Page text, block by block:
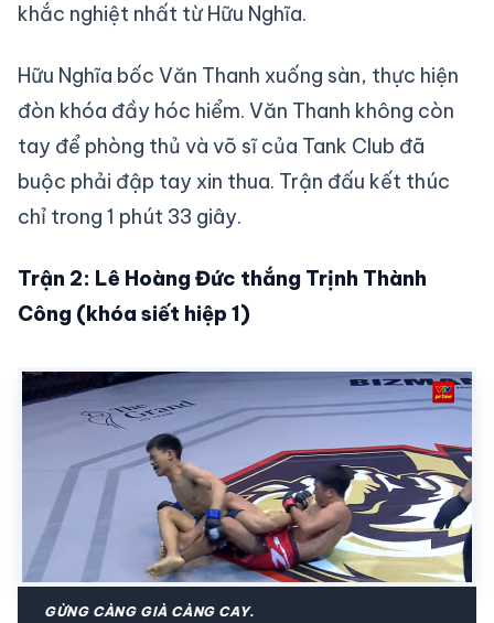
khắc nghiệt nhất từ Hữu Nghĩa.
Hữu Nghĩa bốc Văn Thanh xuống sàn, thực hiện
đòn khóa đầy hóc hiểm. Văn Thanh không còn
tay để phòng thủ và võ sĩ của Tank Club đã
buộc phải đập tay xin thua. Trận đấu kết thúc
chỉ trong 1 phút 33 giây.
Trận 2: Lê Hoàng Đức thắng Trịnh Thành
Công (khóa siết hiệp 1)
GỪNG CÀNG GIÀ CÀNG CAY.